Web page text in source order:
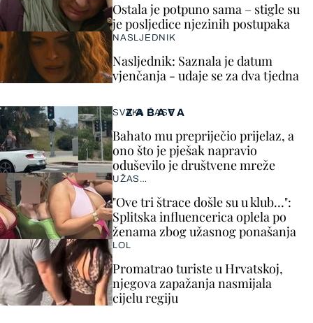
ZABAVA
SVAKA ČAST
Bahato mu prepriječio prijelaz, a
ono što je pješak napravio
oduševilo je društvene mreže
UŽAS…
"Ove tri štrace došle su u klub…":
Splitska influencerica oplela po
ženama zbog užasnog ponašanja
LOL
Promatrao turiste u Hrvatskoj,
njegova zapažanja nasmijala
cijelu regiju
Ostala je potpuno sama – stigle su
je posljedice njezinih postupaka
NASLJEDNIK
Nasljednik: Saznala je datum
vjenčanja - udaje se za dva tjedna